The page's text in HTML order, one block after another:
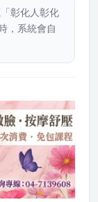
彰化人彰化
，系統會自